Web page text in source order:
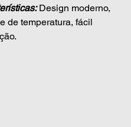
Design moderno,
de temperatura, fácil